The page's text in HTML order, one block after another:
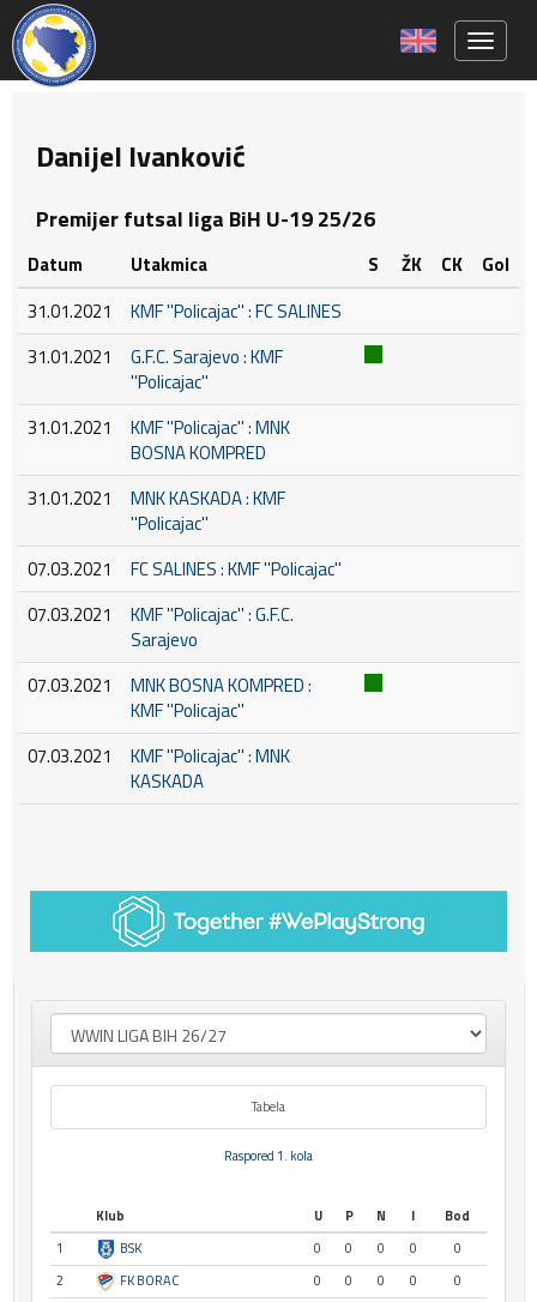
Danijel Ivanković
Premijer futsal liga BiH U-19 25/26
Datum Utakmica S ŽK CK
Gol
31.01.2021
KMF ''Policajac'' : FC SALINES
31.01.2021
G.F.C. Sarajevo : KMF
''Policajac''
31.01.2021
KMF ''Policajac'' : MNK
BOSNA KOMPRED
31.01.2021
MNK KASKADA : KMF
''Policajac''
07.03.2021
FC SALINES : KMF ''Policajac''
07.03.2021
KMF ''Policajac'' : G.F.C.
Sarajevo
07.03.2021
MNK BOSNA KOMPRED :
KMF ''Policajac''
07.03.2021
KMF ''Policajac'' : MNK
KASKADA
Tabela
Raspored 1. kola
Klub U P N I
Bod
1
BSK 0 0 0 0
0
2
FK BORAC 0 0 0 0
0